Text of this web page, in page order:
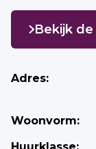
Adres:
Woonvorm:
Bekijk